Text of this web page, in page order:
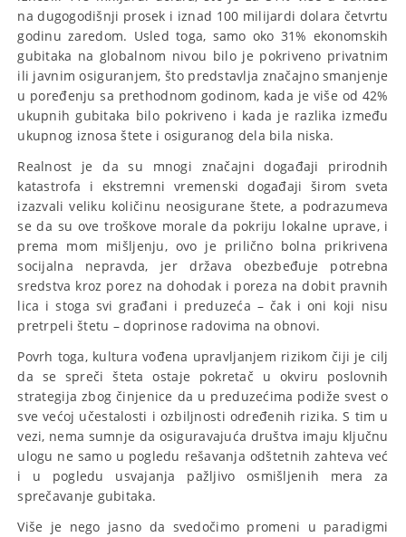
na dugogodišnji prosek i iznad 100 milijardi dolara četvrtu
godinu zaredom. Usled toga, samo oko 31% ekonomskih
gubitaka na globalnom nivou bilo je pokriveno privatnim
ili javnim osiguranjem, što predstavlja značajno smanjenje
u poređenju sa prethodnom godinom, kada je više od 42%
ukupnih gubitaka bilo pokriveno i kada je razlika između
ukupnog iznosa štete i osiguranog dela bila niska.
Realnost je da su mnogi značajni događaji prirodnih
katastrofa i ekstremni vremenski događaji širom sveta
izazvali veliku količinu neosigurane štete, a podrazumeva
se da su ove troškove morale da pokriju lokalne uprave, i
prema mom mišljenju, ovo je prilično bolna prikrivena
socijalna nepravda, jer država obezbeđuje potrebna
sredstva kroz porez na dohodak i poreza na dobit pravnih
lica i stoga svi građani i preduzeća – čak i oni koji nisu
pretrpeli štetu – doprinose radovima na obnovi.
Povrh toga, kultura vođena upravljanjem rizikom čiji je cilj
da se spreči šteta ostaje pokretač u okviru poslovnih
strategija zbog činjenice da u preduzećima podiže svest o
sve većoj učestalosti i ozbiljnosti određenih rizika. S tim u
vezi, nema sumnje da osiguravajuća društva imaju ključnu
ulogu ne samo u pogledu rešavanja odštetnih zahteva već
i u pogledu usvajanja pažljivo osmišljenih mera za
sprečavanje gubitaka.
Više je nego jasno da svedočimo promeni u paradigmi